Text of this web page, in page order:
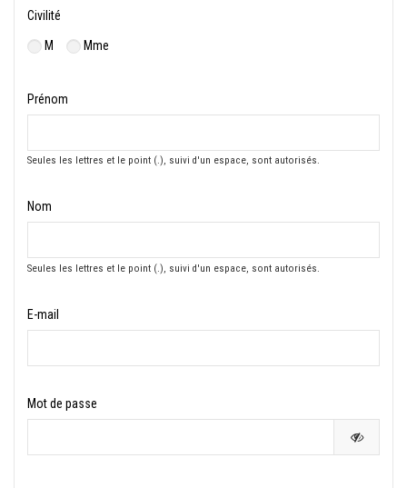
Civilité
M Mme
Prénom
Seules les lettres et le point (.), suivi d'un espace, sont autorisés.
Nom
Seules les lettres et le point (.), suivi d'un espace, sont autorisés.
E-mail
Mot de passe